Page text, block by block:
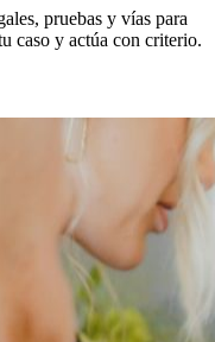
pruebas y vías para
caso y actúa con criterio.